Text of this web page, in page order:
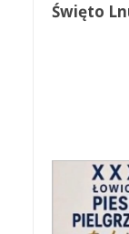
Święto